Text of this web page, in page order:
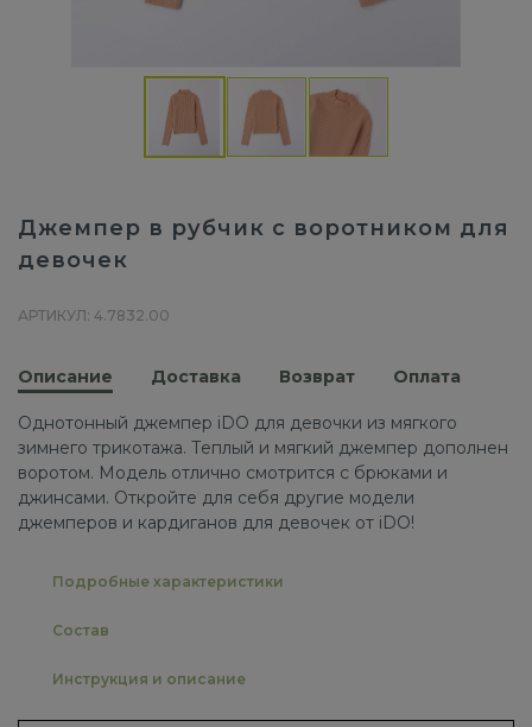
Джемпер в рубчик с воротником для
девочек
АРТИКУЛ: 4.7832.00
Описание Доставка Возврат Оплата
Однотонный джемпер iDO для девочки из мягкого
зимнего трикотажа. Теплый и мягкий джемпер дополнен
воротом. Модель отлично смотрится с брюками и
джинсами. Откройте для себя другие модели
джемперов и кардиганов для девочек от iDO!
Подробные характеристики
Состав
Инструкция и описание